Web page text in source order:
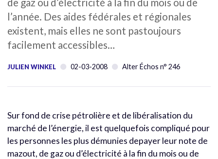
l’année. Des aides fédérales et régionales
existent, mais elles ne sont pastoujours
facilement accessibles…
JULIEN WINKEL 02-03-2008 Alter Échos n° 246
Sur fond de crise pétrolière et de libéralisation du
marché de l’énergie, il est quelquefois compliqué pour
les personnes les plus démunies depayer leur note de
mazout, de gaz ou d’électricité à la fin du mois ou de